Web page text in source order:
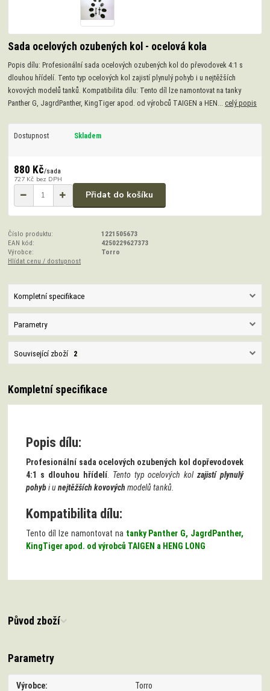
Sada ocelových ozubených kol - ocelová kola
Popis dílu: Profesionální sada ocelových ozubených kol do převodovek 4:1 s
dlouhou hřídelí. Tento typ ocelových kol zajistí plynulý pohyb i u nejtěžších
kovových modelů tanků. Kompatibilita dílu: Tento díl lze namontovat na tanky
Panther G, JagrdPanther, KingTiger apod. od výrobců TAIGEN a HEN... celý popis
Dostupnost Skladem
880 Kč/sada
727 Kč bez DPH
Přidat do košíku
Číslo produktu:
1221505673
EAN kód:
4250229627373
Výrobce:
Torro
Hlídat cenu / dostupnost
Kompletní specifikace
Parametry
Související zboží 2
Kompletní specifikace
Popis dílu:
Profesionální sada ocelových ozubených kol dopřevodovek
4:1 s dlouhou hřídelí. Tento typ ocelových kolzajistí plynulý
pohybi unejtěžších kovových modelů tanků.
Kompatibilita dílu:
Tento díl lze namontovat na tanky Panther G, JagrdPanther,
KingTiger apod. od výrobců TAIGEN a HENG LONG
Původ zboží
Parametry
Výrobce Torro